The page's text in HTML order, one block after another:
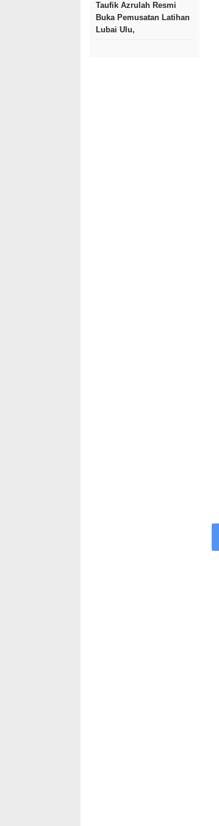
Taufik Azrulah Resmi
Buka Pemusatan Latihan
Lubai Ulu,